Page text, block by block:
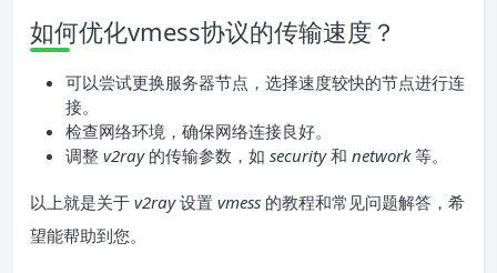
如何优化vmess协议的传输速度？
可以尝试更换服务器节点，选择速度较快的节点进行连
接。
检查网络环境，确保网络连接良好。
调整 v2ray的传输参数，如 security和 network等。
以上就是关于 v2ray设置 vmess 的教程和常见问题解答，希
望能帮助到您。